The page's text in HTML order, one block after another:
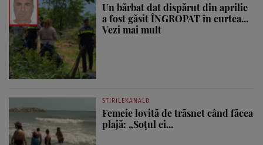
Un bărbat dat dispărut din aprilie
a fost găsit ÎNGROPAT în curtea...
Vezi mai mult
STIRILEKANALD
Femeie lovită de trăsnet când făcea
plajă: „Soțul ei...